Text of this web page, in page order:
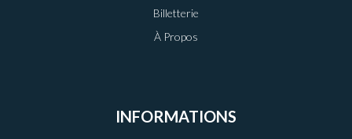
Billetterie
À Propos
INFORMATIONS